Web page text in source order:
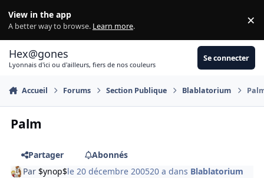
View in the app
A better way to browse. Learn more. ×
Hex@gones
Lyonnais d'ici ou d'ailleurs, fiers de nos couleurs
Se connecter
Accueil Forums Section Publique Blablatorium
Palm
Partager
Abonnés
Par $ynop$le 20 décembre 200520 a dans Blablatorium